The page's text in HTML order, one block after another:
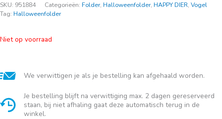
SKU: 951884 Categorieën: Folder, Halloweenfolder, HAPPY DIER, Vogel
Tag: Halloweenfolder
Niet op voorraad
We verwittigen je als je bestelling kan afgehaald worden.
Je bestelling blijft na verwittiging max. 2 dagen gereserveerd
staan, bij niet afhaling gaat deze automatisch terug in de
winkel.